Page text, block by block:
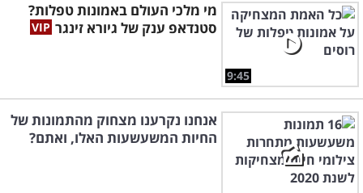
9:45
מי מלכי העולם באמונות טפלות?
סטנדאפ ענק של גיורא זינגר
אנחנו נקרענו מצחוק מהתמונות של
החיות המשעשעות האלו, ואתם?